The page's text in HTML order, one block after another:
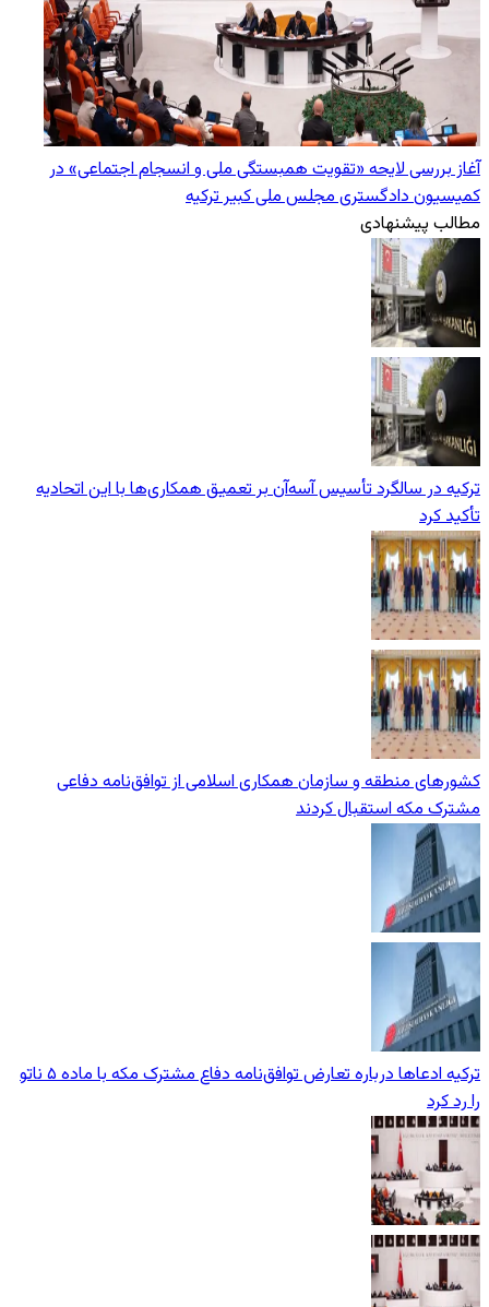
آغاز بررسی لایحه «تقویت همبستگی ملی و انسجام اجتماعی» در
کمیسیون دادگستری مجلس ملی کبیر ترکیه
مطالب پیشنهادی
ترکیه در سالگرد تأسیس آسه‌آن بر تعمیق همکاری‌ها با این اتحادیه
تأکید کرد
کشورهای منطقه و سازمان همکاری اسلامی از توافق‌نامه دفاعی
مشترک مکه استقبال کردند
ترکیه ادعاها درباره تعارض توافق‌نامه دفاع مشترک مکه با ماده ۵ ناتو
را رد کرد